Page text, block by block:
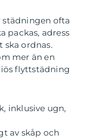
ofta
packas, adress
ska ordnas.
mer än en
flyttstädning
inklusive ugn,
av skåp och